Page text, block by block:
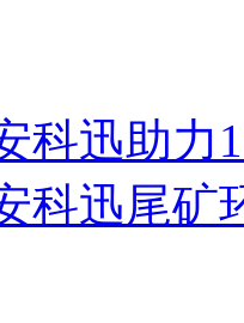
科迅助力
科迅尾矿